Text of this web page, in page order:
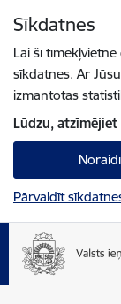
Sīkdatnes
Lai šī
sīkdatnes. Ar
izmantotas
Lūdzu, atzīmējiet
Pārvaldīt